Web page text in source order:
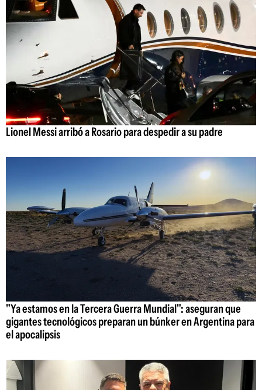
Lionel Messi arribó a Rosario para despedir a su padre
"Ya estamos en la Tercera Guerra Mundial": aseguran que
gigantes tecnológicos preparan un búnker en Argentina para
el apocalipsis